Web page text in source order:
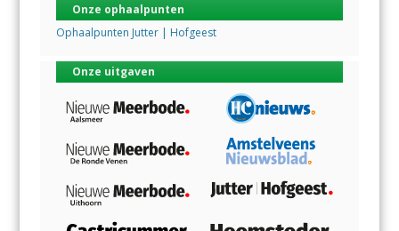
Onze ophaalpunten
Ophaalpunten Jutter | Hofgeest
Onze uitgaven